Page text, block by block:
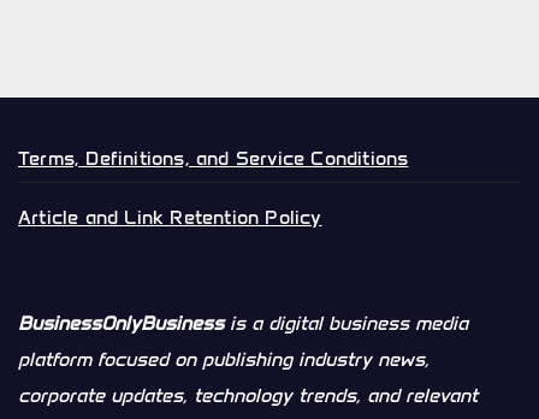
Terms, Definitions, and Service Conditions
Article and Link Retention Policy
BusinessOnlyBusinessis a digital business media
platform focused on publishing industry news,
corporate updates, technology trends, and relevant